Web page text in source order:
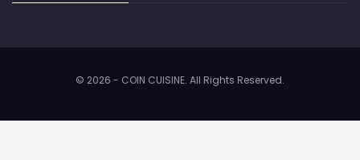
© 2026 - COIN CUISINE. All Rights Reserved.